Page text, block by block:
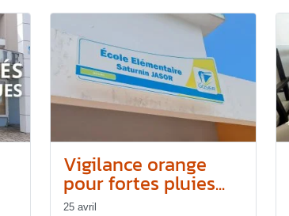
Vigilance orange
pour fortes pluies...
25 avril